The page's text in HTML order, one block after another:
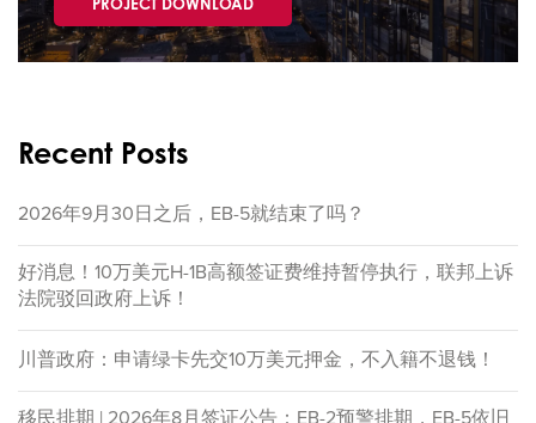
Recent Posts
2026年9月30日之后，EB-5就结束了吗？
好消息！10万美元H-1B高额签证费维持暂停执行，联邦上诉
法院驳回政府上诉！
川普政府：申请绿卡先交10万美元押金，不入籍不退钱！
移民排期 | 2026年8月签证公告：EB-2预警排期，EB-5依旧